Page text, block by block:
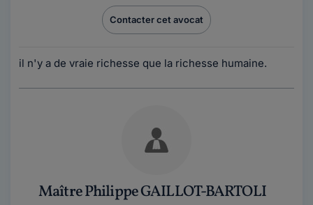
Contacter cet avocat
il n'y a de vraie richesse que la richesse humaine.
Maître Philippe GAILLOT-BARTOLI